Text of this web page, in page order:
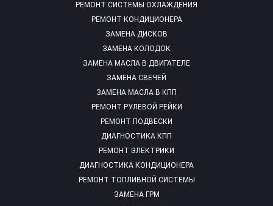
РЕМОНТ СИСТЕМЫ ОХЛАЖДЕНИЯ
РЕМОНТ КОНДИЦИОНЕРА
ЗАМЕНА ДИСКОВ
ЗАМЕНА КОЛОДОК
ЗАМЕНА МАСЛА В ДВИГАТЕЛЕ
ЗАМЕНА СВЕЧЕЙ
ЗАМЕНА МАСЛА В КПП
РЕМОНТ РУЛЕВОЙ РЕЙКИ
РЕМОНТ ПОДВЕСКИ
ДИАГНОСТИКА КПП
РЕМОНТ ЭЛЕКТРИКИ
ДИАГНОСТИКА КОНДИЦИОНЕРА
РЕМОНТ ТОПЛИВНОЙ СИСТЕМЫ
ЗАМЕНА ГРМ